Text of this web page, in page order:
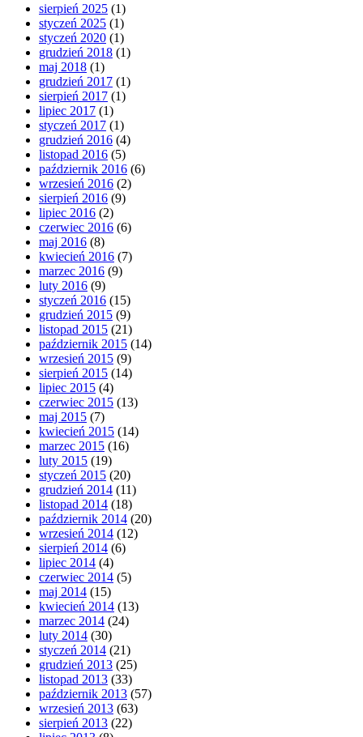
sierpień 2025 (1)
styczeń 2025 (1)
styczeń 2020 (1)
grudzień 2018 (1)
maj 2018 (1)
grudzień 2017 (1)
sierpień 2017 (1)
lipiec 2017 (1)
styczeń 2017 (1)
grudzień 2016 (4)
listopad 2016 (5)
październik 2016 (6)
wrzesień 2016 (2)
sierpień 2016 (9)
lipiec 2016 (2)
czerwiec 2016 (6)
maj 2016 (8)
kwiecień 2016 (7)
marzec 2016 (9)
luty 2016 (9)
styczeń 2016 (15)
grudzień 2015 (9)
listopad 2015 (21)
październik 2015 (14)
wrzesień 2015 (9)
sierpień 2015 (14)
lipiec 2015 (4)
czerwiec 2015 (13)
maj 2015 (7)
kwiecień 2015 (14)
marzec 2015 (16)
luty 2015 (19)
styczeń 2015 (20)
grudzień 2014 (11)
listopad 2014 (18)
październik 2014 (20)
wrzesień 2014 (12)
sierpień 2014 (6)
lipiec 2014 (4)
czerwiec 2014 (5)
maj 2014 (15)
kwiecień 2014 (13)
marzec 2014 (24)
luty 2014 (30)
styczeń 2014 (21)
grudzień 2013 (25)
listopad 2013 (33)
październik 2013 (57)
wrzesień 2013 (63)
sierpień 2013 (22)